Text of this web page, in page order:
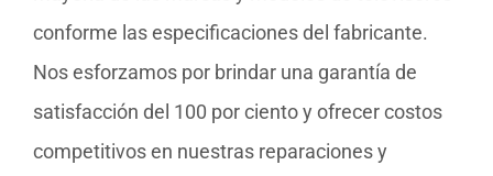
conforme las especificaciones del fabricante.
Nos esforzamos por brindar una garantía de
satisfacción del 100 por ciento y ofrecer costos
competitivos en nuestras reparaciones y